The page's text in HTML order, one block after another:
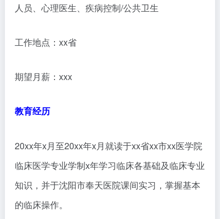
人员、心理医生、疾病控制/公共卫生
工作地点：xx省
期望月薪：xxx
教育经历
20xx年x月至20xx年x月就读于xx省xx市xx医学院
临床医学专业学制x年学习临床各基础及临床专业
知识，并于沈阳市奉天医院课间实习，掌握基本
的临床操作。